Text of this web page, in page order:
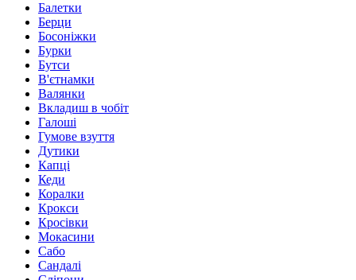
Балетки
Берци
Босоніжки
Бурки
Бутси
В'єтнамки
Валянки
Вкладиш в чобіт
Галоші
Гумове взуття
Дутики
Капці
Кеди
Коралки
Крокси
Кросівки
Мокасини
Сабо
Сандалі